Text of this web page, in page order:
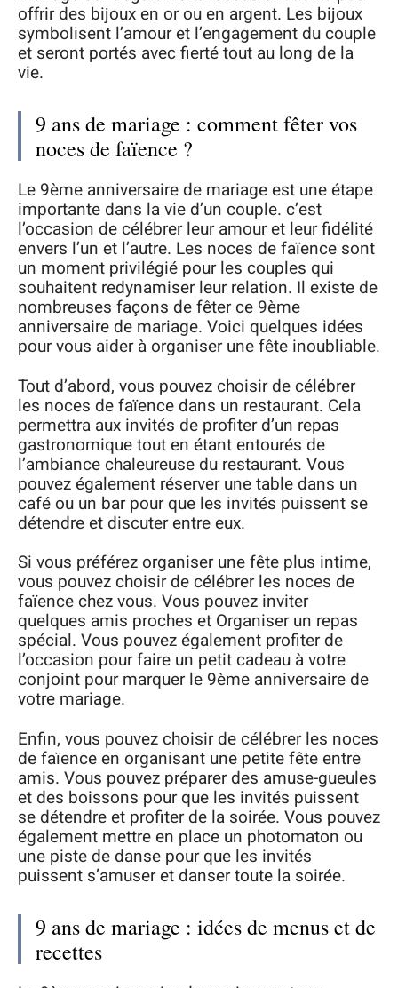
offrir des bijoux en or ou en argent. Les bijoux
symbolisent l’amour et l’engagement du couple
et seront portés avec fierté tout au long de la
vie.
9 ans de mariage : comment fêter vos
noces de faïence ?
Le 9ème anniversaire de mariage est une étape
importante dans la vie d’un couple. c’est
l’occasion de célébrer leur amour et leur fidélité
envers l’un et l’autre. Les noces de faïence sont
un moment privilégié pour les couples qui
souhaitent redynamiser leur relation. Il existe de
nombreuses façons de fêter ce 9ème
anniversaire de mariage. Voici quelques idées
pour vous aider à organiser une fête inoubliable.
Tout d’abord, vous pouvez choisir de célébrer
les noces de faïence dans un restaurant. Cela
permettra aux invités de profiter d’un repas
gastronomique tout en étant entourés de
l’ambiance chaleureuse du restaurant. Vous
pouvez également réserver une table dans un
café ou un bar pour que les invités puissent se
détendre et discuter entre eux.
Si vous préférez organiser une fête plus intime,
vous pouvez choisir de célébrer les noces de
faïence chez vous. Vous pouvez inviter
quelques amis proches et Organiser un repas
spécial. Vous pouvez également profiter de
l’occasion pour faire un petit cadeau à votre
conjoint pour marquer le 9ème anniversaire de
votre mariage.
Enfin, vous pouvez choisir de célébrer les noces
de faïence en organisant une petite fête entre
amis. Vous pouvez préparer des amuse-gueules
et des boissons pour que les invités puissent
se détendre et profiter de la soirée. Vous pouvez
également mettre en place un photomaton ou
une piste de danse pour que les invités
puissent s’amuser et danser toute la soirée.
9 ans de mariage : idées de menus et de
recettes